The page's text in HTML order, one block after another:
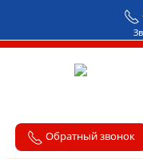
Обратный звонок